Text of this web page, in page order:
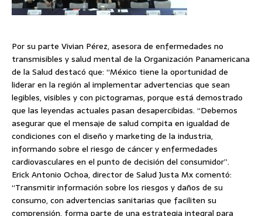
Por su parte Vivian Pérez, asesora de enfermedades no
transmisibles y salud mental de la Organización Panamericana
de la Salud destacó que: “México tiene la oportunidad de
liderar en la región al implementar advertencias que sean
legibles, visibles y con pictogramas, porque está demostrado
que las leyendas actuales pasan desapercibidas. “Debemos
asegurar que el mensaje de salud compita en igualdad de
condiciones con el diseño y marketing de la industria,
informando sobre el riesgo de cáncer y enfermedades
cardiovasculares en el punto de decisión del consumidor”.
Erick Antonio Ochoa, director de Salud Justa Mx comentó:
“Transmitir información sobre los riesgos y daños de su
consumo, con advertencias sanitarias que faciliten su
comprensión, forma parte de una estrategia integral para